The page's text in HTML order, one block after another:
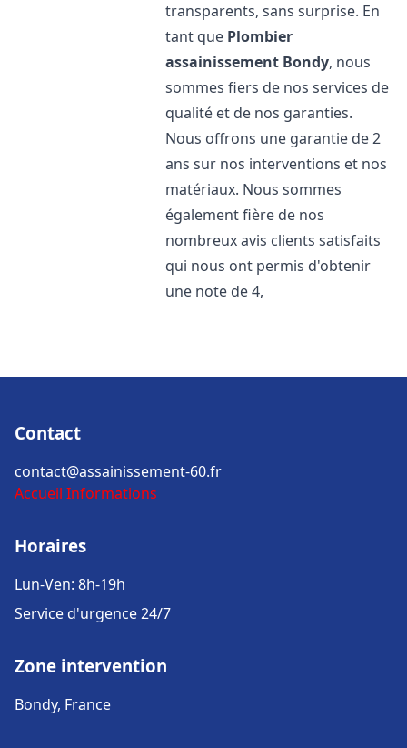
transparents, sans surprise. En
tant que Plombier
assainissement Bondy, nous
sommes fiers de nos services de
qualité et de nos garanties.
Nous offrons une garantie de 2
ans sur nos interventions et nos
matériaux. Nous sommes
également fière de nos
nombreux avis clients satisfaits
qui nous ont permis d'obtenir
une note de 4,
Contact
contact@assainissement-60.fr
Accueil Informations
Horaires
Lun-Ven: 8h-19h
Service d'urgence 24/7
Zone intervention
Bondy, France